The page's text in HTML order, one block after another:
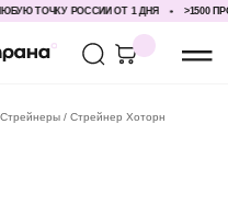
ТОЧКУ РОССИИ ОТ 1 ДНЯ >1500
Стрейнеры
Стрейнер Хоторн